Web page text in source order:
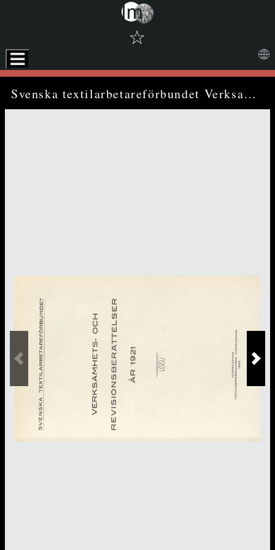
☆
Media Viewer Svenska textilarbetareförbundet Verksamhets- och revisionsberättelser år 1921